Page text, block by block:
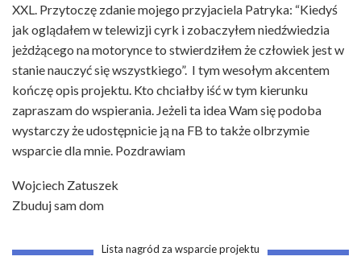
XXL. Przytoczę zdanie mojego przyjaciela Patryka: “Kiedyś
jak oglądałem w telewizji cyrk i zobaczyłem niedźwiedzia
jeżdżącego na motorynce to stwierdziłem że człowiek jest w
stanie nauczyć się wszystkiego”. I tym wesołym akcentem
kończę opis projektu. Kto chciałby iść w tym kierunku
zapraszam do wspierania. Jeżeli ta idea Wam się podoba
wystarczy że udostępnicie ją na FB to także olbrzymie
wsparcie dla mnie. Pozdrawiam
Wojciech Zatuszek
Zbuduj sam dom
Lista nagród za wsparcie projektu